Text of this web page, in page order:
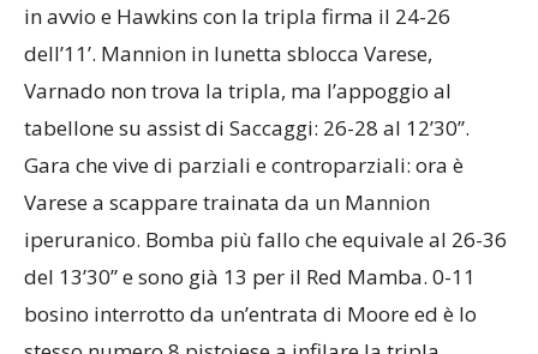
in avvio e Hawkins con la tripla firma il 24-26
dell’11’. Mannion in lunetta sblocca Varese,
Varnado non trova la tripla, ma l’appoggio al
tabellone su assist di Saccaggi: 26-28 al 12’30”.
Gara che vive di parziali e controparziali: ora è
Varese a scappare trainata da un Mannion
iperuranico. Bomba più fallo che equivale al 26-36
del 13’30” e sono già 13 per il Red Mamba. 0-11
bosino interrotto da un’entrata di Moore ed è lo